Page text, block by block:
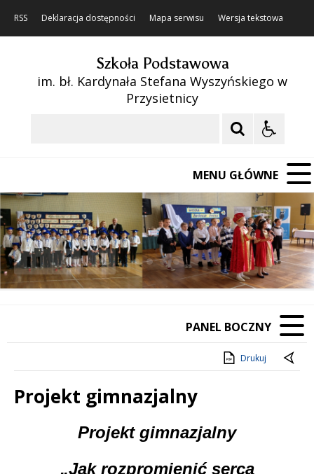
RSS Deklaracja dostępności Mapa serwisu Wersja tekstowa
Szkoła Podstawowa
im. bł. Kardynała Stefana Wyszyńskiego w
Przysietnicy
MENU GŁÓWNE
Poprzedni Element
Następny Element
❚❚
PANEL BOCZNY
Drukuj
Projekt gimnazjalny
Projekt gimnazjalny
„Jak rozpromienić serca